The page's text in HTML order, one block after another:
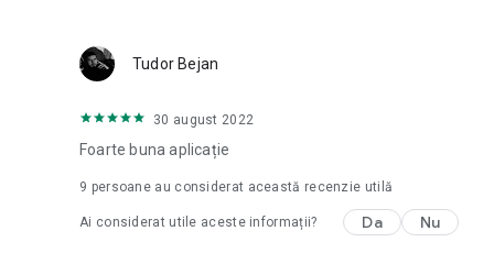
Tudor Bejan
30 august 2022
Foarte buna aplicație
9 persoane au considerat această recenzie utilă
Ai considerat utile aceste informații? Da Nu